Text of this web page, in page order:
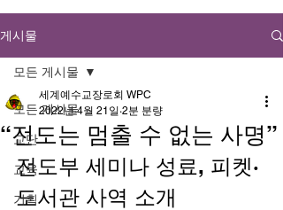
게시물
모든 게시물
교단
교육
기획
모든 게시물
“전도는 멈출 수 없는 사명”
세계예수교장로회 WPC
2022년 4월 21일 2분 분량
전도부 세미나 성료, 피켓·
도서관 사역 소개